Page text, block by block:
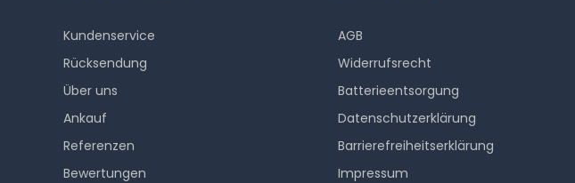
Kundenservice
Rücksendung
Über uns
Ankauf
Referenzen
Bewertungen
AGB
Widerrufs­recht
Batterieentsorgung
Datenschutzerklärung
Barrierefreiheitserklärung
Impressum